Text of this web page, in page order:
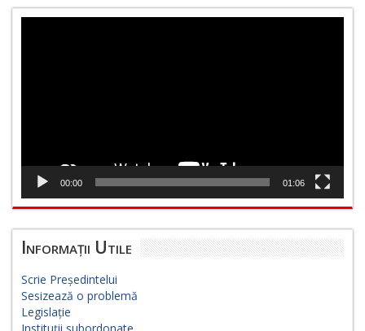
00:00 01:06
Informații Utile
Scrie Președintelui
Sesizează o problemă
Legislație
Instituții subordonate